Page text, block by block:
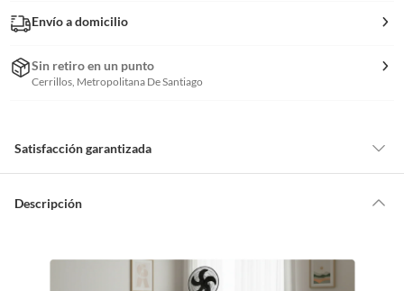
Envío a domicilio
Sin retiro en un punto
Cerrillos, Metropolitana De Santiago
Satisfacción garantizada
de la compra.
Descripción